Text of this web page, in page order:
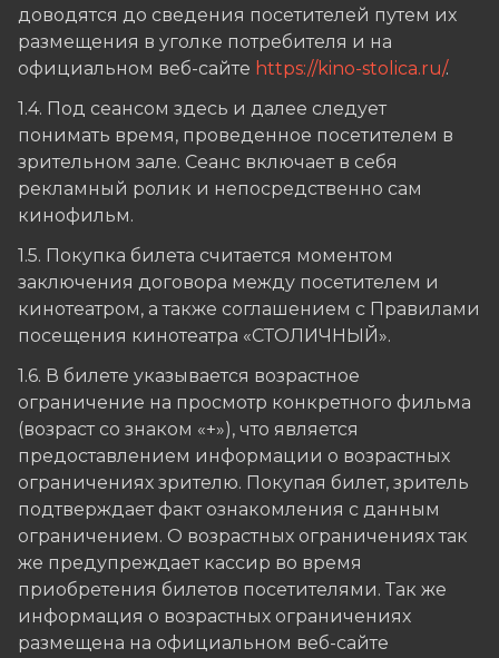
доводятся до сведения посетителей путем их
размещения в уголке потребителя и на
официальном веб-сайте https://kino-stolica.ru/.
1.4. Под сеансом здесь и далее следует
понимать время, проведенное посетителем в
зрительном зале. Сеанс включает в себя
рекламный ролик и непосредственно сам
кинофильм.
1.5. Покупка билета считается моментом
заключения договора между посетителем и
кинотеатром, а также соглашением с Правилами
посещения кинотеатра «СТОЛИЧНЫЙ».
1.6. В билете указывается возрастное
ограничение на просмотр конкретного фильма
(возраст со знаком «+»), что является
предоставлением информации о возрастных
ограничениях зрителю. Покупая билет, зритель
подтверждает факт ознакомления с данным
ограничением. О возрастных ограничениях так
же предупреждает кассир во время
приобретения билетов посетителями. Так же
информация о возрастных ограничениях
размещена на официальном веб-сайте